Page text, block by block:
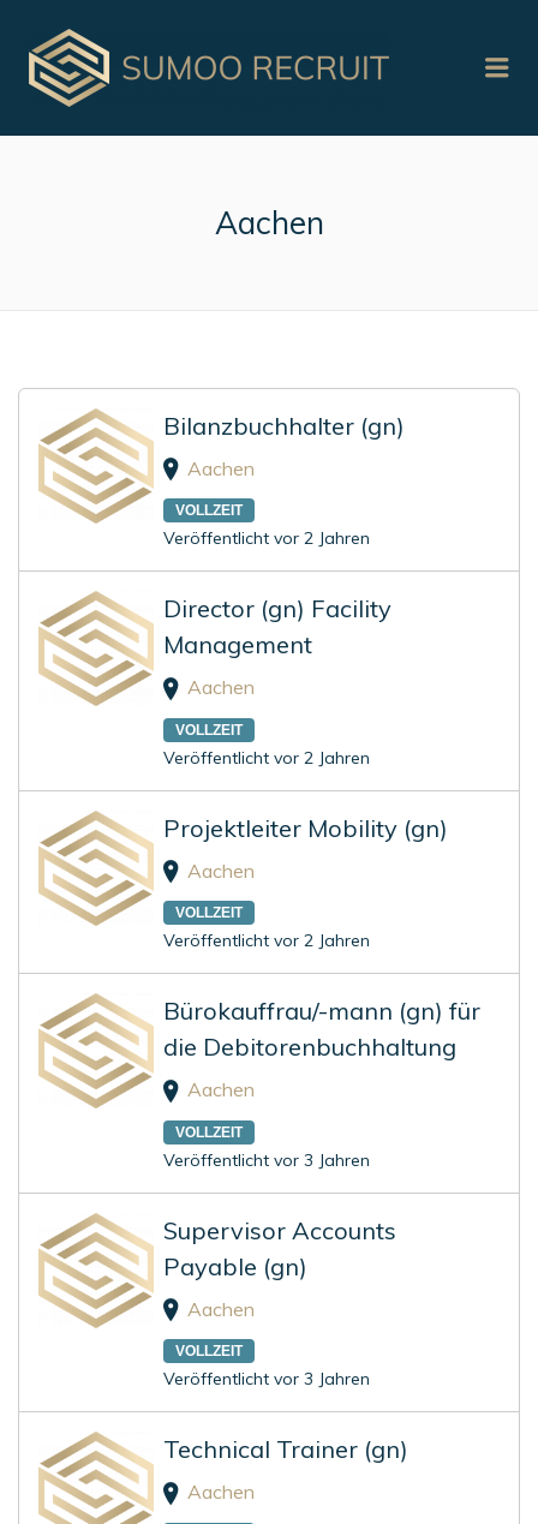
Aachen
Bilanzbuchhalter (gn)
Aachen
VOLLZEIT
Veröffentlicht vor 2 Jahren
Director (gn) Facility
Management
Aachen
VOLLZEIT
Veröffentlicht vor 2 Jahren
Projektleiter Mobility (gn)
Aachen
VOLLZEIT
Veröffentlicht vor 2 Jahren
Bürokauffrau/-mann (gn) für
die Debitorenbuchhaltung
Aachen
VOLLZEIT
Veröffentlicht vor 3 Jahren
Supervisor Accounts
Payable (gn)
Aachen
VOLLZEIT
Veröffentlicht vor 3 Jahren
Technical Trainer (gn)
Aachen